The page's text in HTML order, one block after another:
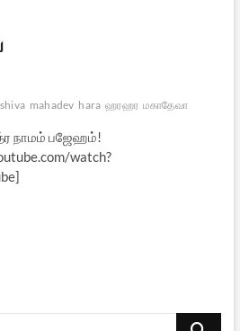
shiva mahadev hara ஹரஹர மகாதேவா
நாமம் பஜேஹம்!
watch?
Search